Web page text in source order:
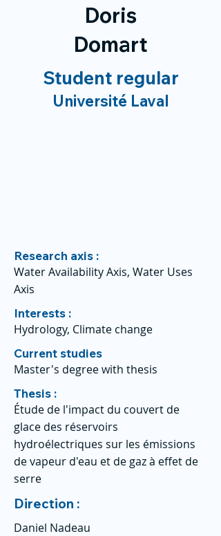
Doris
Domart
Student regular
Université Laval
Research axis :
Water Availability Axis, Water Uses
Axis
Interests :
Hydrology, Climate change
Current studies
Master's degree with thesis
Thesis :
Étude de l'impact du couvert de
glace des réservoirs
hydroélectriques sur les émissions
de vapeur d'eau et de gaz à effet de
serre
Direction :
Daniel Nadeau